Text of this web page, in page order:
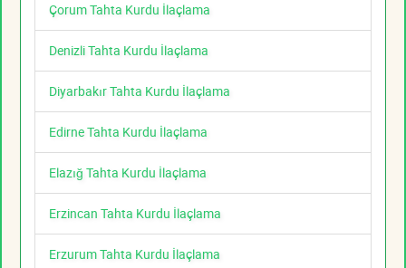
Çorum Tahta Kurdu İlaçlama
Denizli Tahta Kurdu İlaçlama
Diyarbakır Tahta Kurdu İlaçlama
Edirne Tahta Kurdu İlaçlama
Elazığ Tahta Kurdu İlaçlama
Erzincan Tahta Kurdu İlaçlama
Erzurum Tahta Kurdu İlaçlama